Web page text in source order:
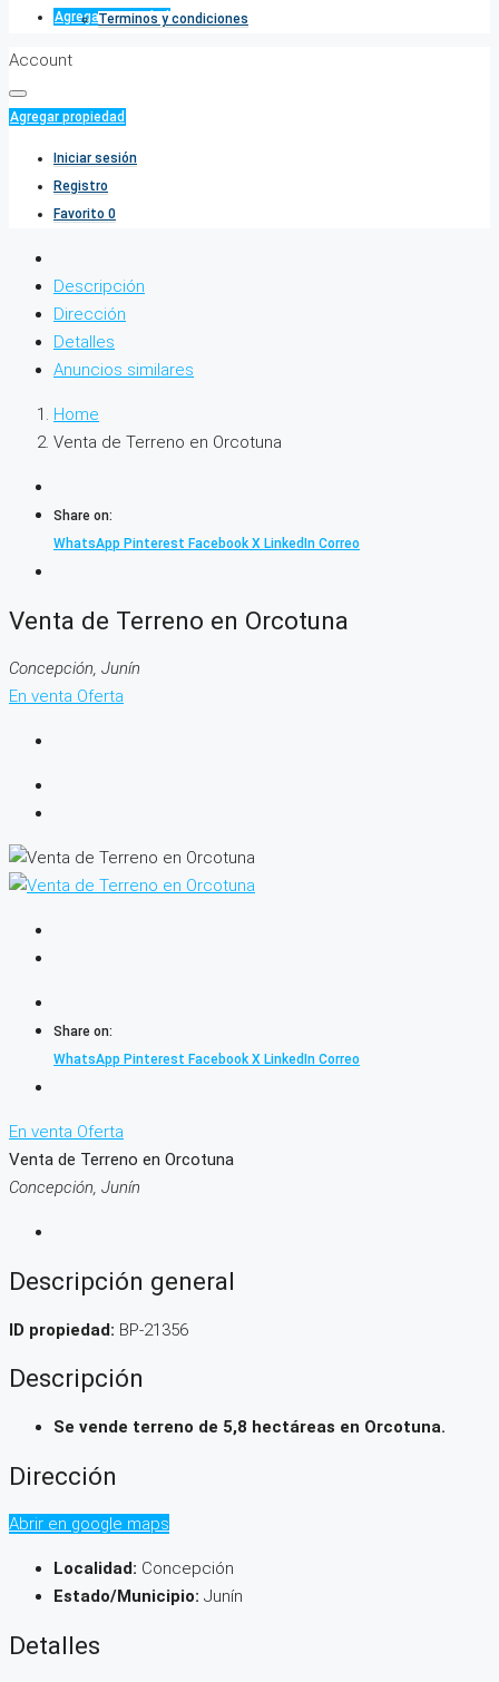
Agregar propiedad
Terminos y condiciones
Account
Agregar propiedad
Iniciar sesión
Registro
Favorito 0
Descripción
Dirección
Detalles
Anuncios similares
Home
Venta de Terreno en Orcotuna
Share on:
WhatsApp Pinterest Facebook X LinkedIn Correo
Venta de Terreno en Orcotuna
Concepción, Junín
En venta Oferta
Share on:
WhatsApp Pinterest Facebook X LinkedIn Correo
En venta Oferta
Venta de Terreno en Orcotuna
Concepción, Junín
Descripción general
ID propiedad: BP-21356
Descripción
Se vende terreno de 5,8 hectáreas en Orcotuna.
Dirección
Abrir en google maps
Localidad: Concepción
Estado/Municipio: Junín
Detalles